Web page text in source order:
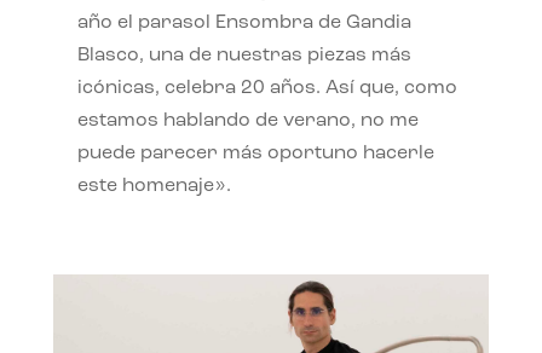
año el parasol Ensombra de Gandia
Blasco, una de nuestras piezas más
icónicas, celebra 20 años. Así que, como
estamos hablando de verano, no me
puede parecer más oportuno hacerle
este homenaje».